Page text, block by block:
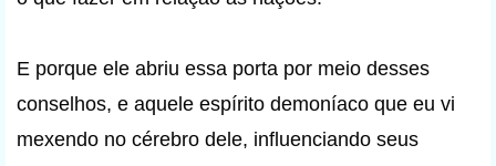
E porque ele abriu essa porta por meio desses
conselhos, e aquele espírito demoníaco que eu vi
mexendo no cérebro dele, influenciando seus